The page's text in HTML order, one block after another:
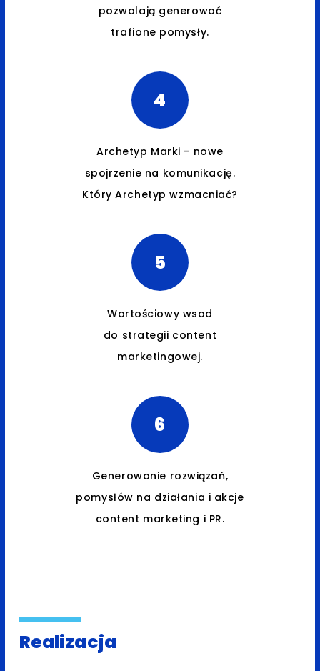
pozwalają generować
trafione pomysły.
4
Archetyp Marki - nowe
spojrzenie na komunikację.
Który Archetyp wzmacniać?
5
Wartościowy wsad
do strategii content
marketingowej.
6
Generowanie rozwiązań,
pomysłów na działania i akcje
content marketing i PR.
Realizacja